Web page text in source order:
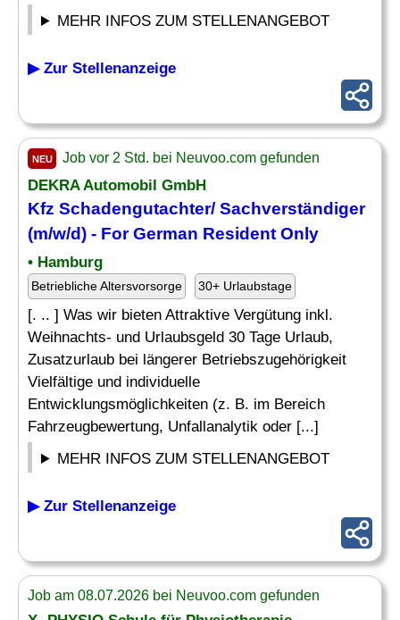
MEHR INFOS ZUM STELLENANGEBOT
▶ Zur Stellenanzeige
NEU Job vor 2 Std. bei Neuvoo.com gefunden
DEKRA Automobil GmbH
Kfz Schadengutachter/ Sachverständiger
(m/w/d) - For German Resident Only
• Hamburg
Betriebliche Altersvorsorge 30+ Urlaubstage
[. .. ] Was wir bieten Attraktive Vergütung inkl.
Weihnachts- und Urlaubsgeld 30 Tage Urlaub,
Zusatzurlaub bei längerer Betriebszugehörigkeit
Vielfältige und individuelle
Entwicklungsmöglichkeiten (z. B. im Bereich
Fahrzeugbewertung, Unfallanalytik oder [...]
MEHR INFOS ZUM STELLENANGEBOT
▶ Zur Stellenanzeige
Job am 08.07.2026 bei Neuvoo.com gefunden